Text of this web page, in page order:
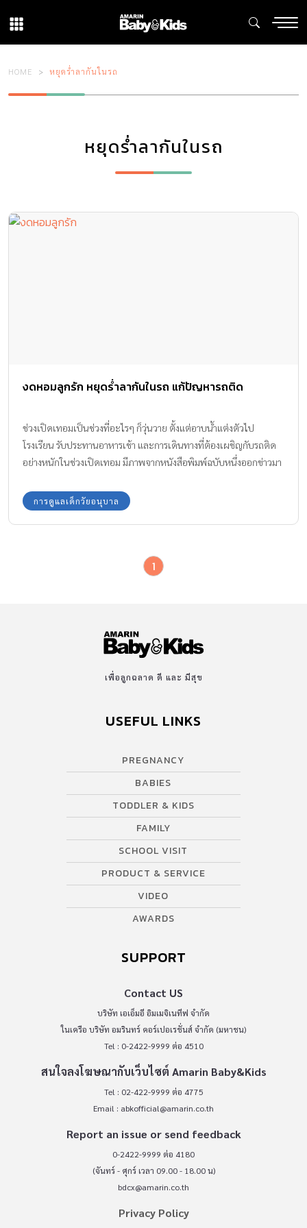
HOME หยุดร่ำลากันในรถ
หยุดร่ำลากันในรถ
งดหอมลูกรัก หยุดร่ำลากันในรถ แก้ปัญหารถติด
ช่วงเปิดเทอมเป็นช่วงที่อะไรๆ ก็วุ่นวาย ตั้งแต่อาบน้ำแต่งตัวไป
โรงเรียน รับประทานอาหารเช้า และการเดินทางที่ต้องเผชิญกับรถติด
อย่างหนักในช่วงเปิดเทอม มีภาพจากหนังสือพิมพ์ฉบับหนึ่งออกข่าวมา
การดูแลเด็กวัยอนุบาล
1
เพื่อลูกฉลาด ดี และ มีสุข
USEFUL LINKS
PREGNANCY
BABIES
TODDLER & KIDS
FAMILY
SCHOOL VISIT
PRODUCT & SERVICE
VIDEO
AWARDS
SUPPORT
Contact US
บริษัท เอเอ็มอี อิมเมจิเนทีฟ จำกัด
ในเครือ บริษัท อมรินทร์ คอร์เปอเรชั่นส์ จำกัด (มหาชน)
Tel : 0-2422-9999 ต่อ 4510
สนใจลงโฆษณากับเว็บไซต์ Amarin Baby&Kids
Tel : 02-422-9999 ต่อ 4775
Email : abkofficial@amarin.co.th
Report an issue or send feedback
0-2422-9999 ต่อ 4180
(จันทร์ - ศุกร์ เวลา 09.00 - 18.00 น)
bdcx@amarin.co.th
Privacy Policy